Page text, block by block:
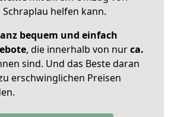
helfen kann.
bequem und einfach
, die innerhalb von nurca.
sind. Und das Beste daran
erschwinglichen Preisen